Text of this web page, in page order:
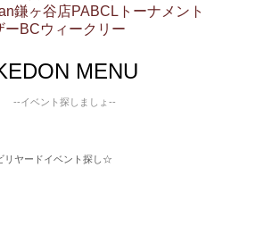
鎌ヶ谷店PABCLトーナメント
ーBCウィークリー
MENU
--イベント探しましょ--
リヤードイベント探し☆